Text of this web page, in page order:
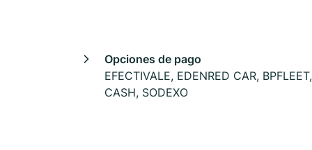
Opciones de pago
EFECTIVALE, EDENRED CAR, BPFLEET,
CASH, SODEXO